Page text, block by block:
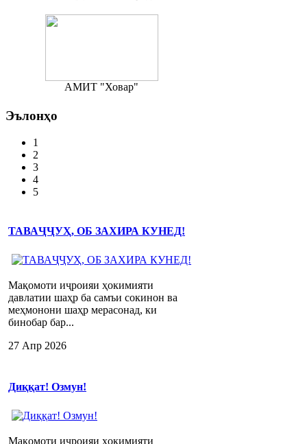
АМИТ "Ховар"
Эълонҳо
1
2
3
4
5
ТАВАҶҶУҲ, ОБ ЗАХИРА КУНЕД!
Мақомоти иҷроияи ҳокимияти
давлатии шаҳр ба самъи сокинон ва
меҳмонони шаҳр мерасонад, ки
бинобар бар...
27 Апр 2026
Диққат! Озмун!
Мақомоти иҷроияи ҳокимияти